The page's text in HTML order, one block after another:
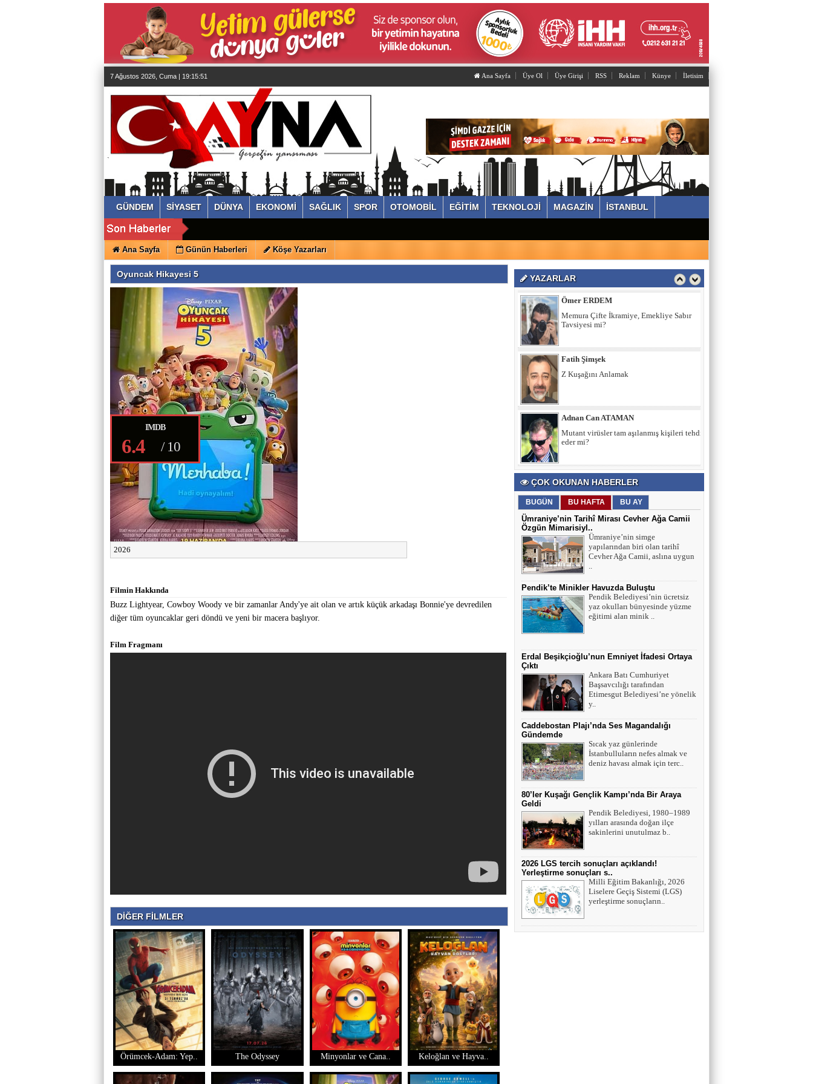
7 Ağustos 2026, Cuma | 19:15:53 Ana Sayfa Üye Ol Üye Girişi RSS Reklam Künye İletisim
GÜNDEM SİYASET DÜNYA EKONOMİ SAĞLIK SPOR OTOMOBİL EĞİTİM TEKNOLOJİ MAGAZİN İSTANBUL
Ana Sayfa Günün Haberleri Köşe Yazarları
Oyuncak Hikayesi 5
IMDB
6.4 / 10
2026
Filmin Hakkında
Buzz Lightyear, Cowboy Woody ve bir zamanlar Andy'ye ait olan ve artık küçük arkadaşı Bonnie'ye devredilen
diğer tüm oyuncaklar geri döndü ve yeni bir macera başlıyor.
Film Fragmanı
DİĞER FİLMLER
Örümcek-Adam: Yep.. The Odyssey Minyonlar ve Cana.. Keloğlan ve Hayva..
YAZARLAR
Adnan Can ATAMAN
Mutant virüsler tam aşılanmış kişileri tehdit
Asiye UMUT
Yavuz ŞİMŞEK
Tek cümle 281 kelime...
Sevimgül ERDEM
İstanbul'un arka bahçesi POLONEZKÖY
Ömer ERDEM
Memura Çifte İkramiye, Emekliye Sabır
Tavsiyesi mi?
Fatih Şimşek
Adnan Can ATAMAN
eder mi?
Asiye UMUT
Yavuz ŞİMŞEK
Tek cümle 281 kelime...
ÇOK OKUNAN HABERLER
BUGÜN BU HAFTA BU AY
Ümraniye’nin Tarihî Mirası Cevher Ağa Camii
Özgün Mimarisiyl..
Ümraniye’nin simge
yapılarından biri olan tarihî
Cevher Ağa Camii, aslına uygun
..
Pendik’te Minikler Havuzda Buluştu
Pendik Belediyesi’nin ücretsiz
yaz okulları bünyesinde yüzme
eğitimi alan minik ..
Erdal Beşikçioğlu’nun Emniyet İfadesi Ortaya
Çıktı
Ankara Batı Cumhuriyet
Başsavcılığı tarafından
Etimesgut Belediyesi’ne yönelik
y..
Caddebostan Plajı’nda Ses Magandalığı
Gündemde
Sıcak yaz günlerinde
İstanbulluların nefes almak ve
deniz havası almak için terc..
80’ler Kuşağı Gençlik Kampı’nda Bir Araya
Geldi
Pendik Belediyesi, 1980–1989
yılları arasında doğan ilçe
sakinlerini unutulmaz b..
2026 LGS tercih sonuçları açıklandı!
Yerleştirme sonuçları s..
Milli Eğitim Bakanlığı, 2026
Liselere Geçiş Sistemi (LGS)
yerleştirme sonuçların..